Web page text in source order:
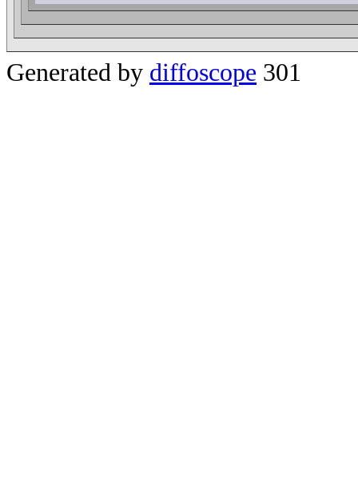
Generated by diffoscope 301